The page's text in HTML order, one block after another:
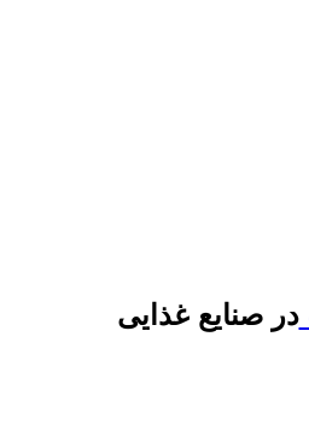
در صنایع غذایی